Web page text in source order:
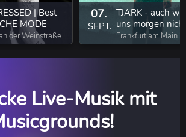
| Best
MODE
der Weinstraße
07.
SEPT.
TJARK - auch
uns morgen
gibt Tour 2026
Frankfurt am Main
Live-Musik mit